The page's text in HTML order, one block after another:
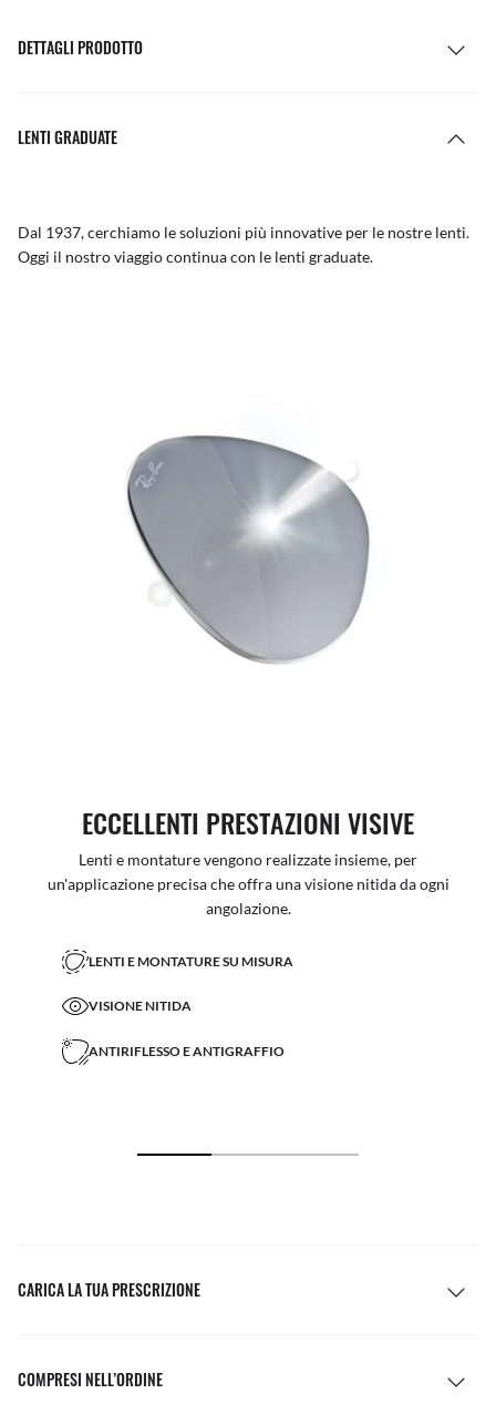
DETTAGLI PRODOTTO
LENTI GRADUATE
Dal 1937, cerchiamo le soluzioni più innovative per le nostre lenti.
Oggi il nostro viaggio continua con le lenti graduate.
ECCELLENTI PRESTAZIONI VISIVE
Lenti e montature vengono realizzate insieme, per
un'applicazione precisa che offra una visione nitida da ogni
angolazione.
LENTI E MONTATURE SU MISURA
VISIONE NITIDA
ANTIRIFLESSO E ANTIGRAFFIO
CARICA LA TUA PRESCRIZIONE
COMPRESI NELL’ORDINE